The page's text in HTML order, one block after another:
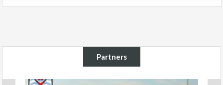
Partners